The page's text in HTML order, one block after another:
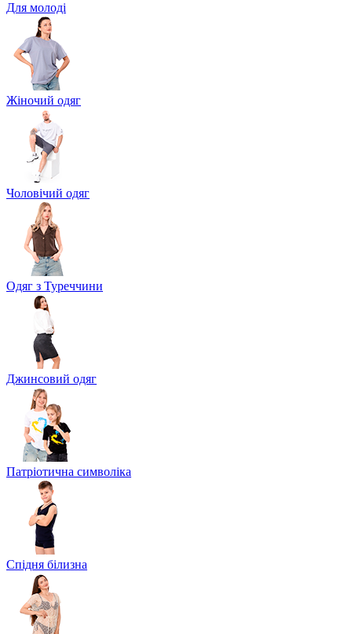
Для молоді
Жіночий одяг
Чоловічий одяг
Одяг з Туреччини
Джинсовий одяг
Патріотична символіка
Спідня білизна